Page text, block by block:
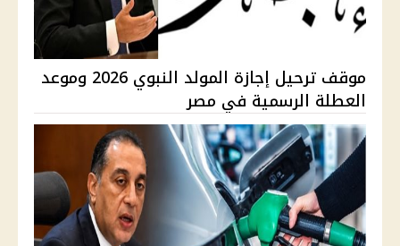
موقف ترحيل إجازة المولد النبوي 2026 وموعد
العطلة الرسمية في مصر